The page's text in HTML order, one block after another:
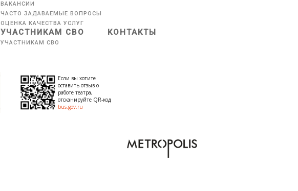
ВАКАНСИИ
ЧАСТО ЗАДАВАЕМЫЕ ВОПРОСЫ
ОЦЕНКА КАЧЕСТВА УСЛУГ
УЧАСТНИКАМ СВО
УЧАСТНИКАМ СВО
КОНТАКТЫ
Если вы хотите
оставить отзыв о
работе театра,
отсканируйте QR-код
bus.gov.ru